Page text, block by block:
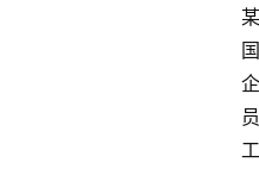
某
国
企
员
工